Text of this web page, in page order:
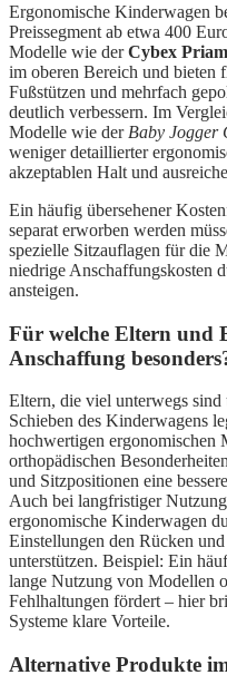
Ergonomische Kinderwagen
Preissegment ab etwa 400
Modelle wie derCybex Priam
im oberen Bereich und bieten
Fußstützen und mehrfach
deutlich verbessern. Im
Modelle wie der Baby Jogger
weniger detaillierter
akzeptablen Halt und
Ein häufig übersehener
separat erworben werden
spezielle Sitzauflagen für die
niedrige Anschaffungskosten
ansteigen.
Für welche Eltern und
Anschaffung
Eltern, die viel unterwegs sind
Schieben des Kinderwagens
hochwertigen ergonomischen
orthopädischen
und Sitzpositionen eine
Auch bei langfristiger
ergonomische Kinderwagen
Einstellungen den Rücken
unterstützen. Beispiel: Ein
lange Nutzung von Modellen
Fehlhaltungen fördert – hier
Systeme klare Vorteile.
Alternative Produkte